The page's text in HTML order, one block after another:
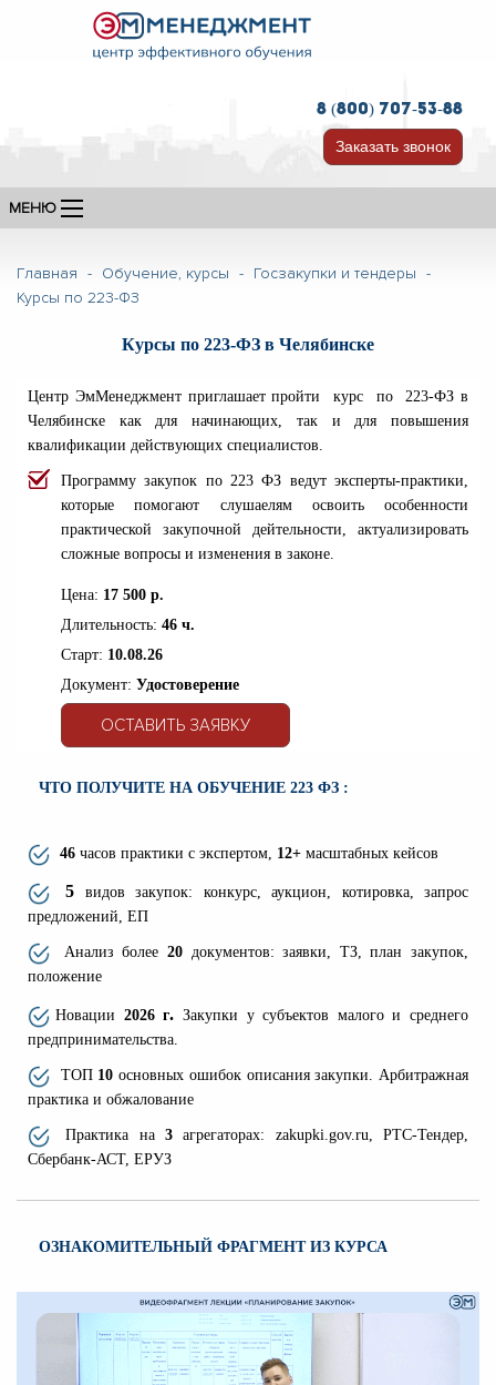
8 (800) 707-53-88
Заказать звонок
МЕНЮ
Главная - Обучение, курсы - Госзакупки и тендеры -
Курсы по 223-ФЗ
Курсы по 223-ФЗ в Челябинске
Центр ЭмМенеджмент приглашает пройти курс по 223-ФЗ в
Челябинске как для начинающих, так и для повышения
квалификации действующих специалистов.
Программу закупок по 223 ФЗ ведут эксперты-практики,
которые помогают слушаелям освоить особенности
практической закупочной дейтельности, актуализировать
сложные вопросы и изменения в законе.
Цена: 17 500 р.
Длительность: 46 ч.
Старт: 10.08.26
Документ: Удостоверение
ОСТАВИТЬ ЗАЯВКУ
ЧТО ПОЛУЧИТЕ НА ОБУЧЕНИЕ 223 ФЗ :
46 часов практики с экспертом, 12+ масштабных кейсов
5
видов закупок: конкурс, аукцион, котировка, запрос
предложений, ЕП
Анализ более 20документов: заявки, ТЗ, план закупок,
положение
Новации 2026 г. Закупки у субъектов малого и среднего
предпринимательства.
ТОП 10 основных ошибок описания закупки. Арбитражная
практика и обжалование
Практика на3агрегаторах: zakupki.gov.ru, РТС-Тендер,
Сбербанк-АСТ, ЕРУЗ
ОЗНАКОМИТЕЛЬНЫЙ ФРАГМЕНТ ИЗ КУРСА